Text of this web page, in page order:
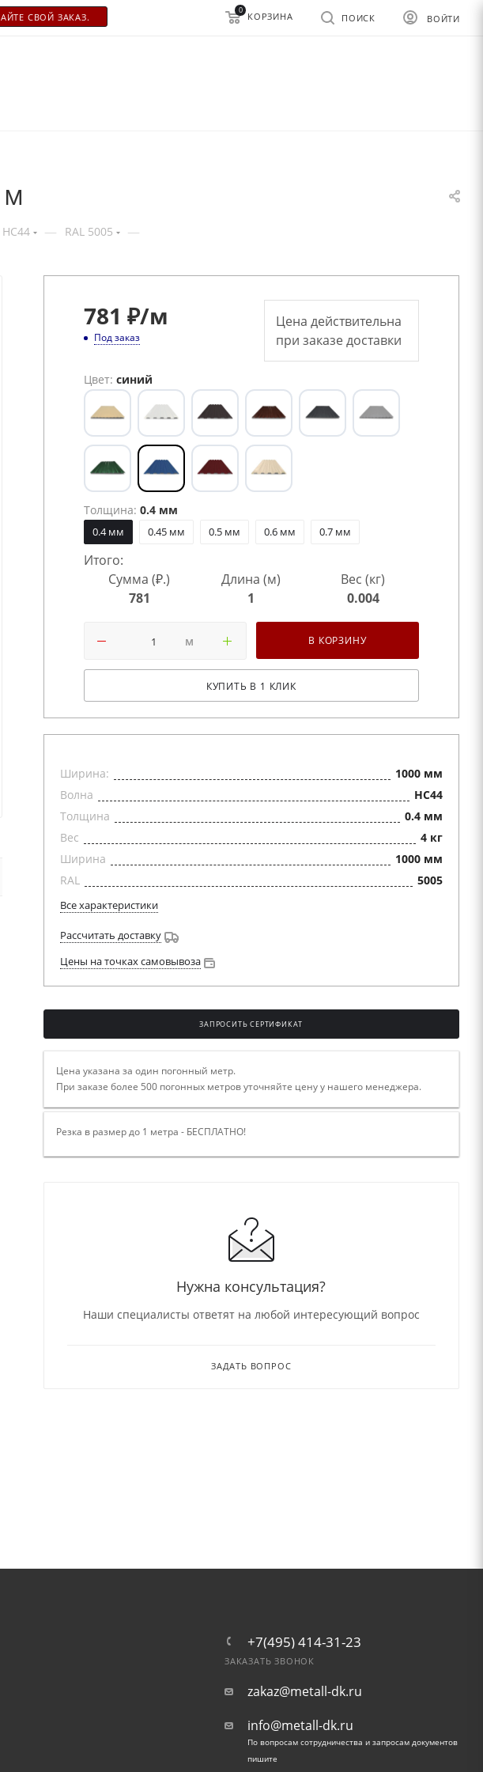
СВОЙ ЗАКАЗ. ВОЙТИ
ПОИСК
0
КОРЗИНА
НС44 — RAL 5005 —
781 ₽/м
Под заказ
Цена действительна
при заказе доставки
Цвет: синий
Толщина: 0.4 мм
0.4 мм 0.45 мм 0.5 мм 0.6 мм 0.7 мм
Итого:
Сумма (₽.)
781
Длина (м)
1
Вес (кг)
0.004
м В КОРЗИНУ
КУПИТЬ В 1 КЛИК
Ширина:
1000 мм
Волна
HC44
Толщина
0.4 мм
Вес
4 кг
Ширина
1000 мм
RAL
5005
Все характеристики
Рассчитать доставку
Цены на точках самовывоза
ЗАПРОСИТЬ СЕРТИФИКАТ
Цена указана за один погонный метр.
При заказе более 500 погонных метров уточняйте цену у нашего менеджера.
Резка в размер до 1 метра - БЕСПЛАТНО!
Нужна консультация?
Наши специалисты ответят на любой интересующий вопрос
ЗАДАТЬ ВОПРОС
+7(495) 414-31-23
ЗАКАЗАТЬ ЗВОНОК
zakaz@metall-dk.ru
info@metall-dk.ru
По вопросам сотрудничества и запросам документов
пишите